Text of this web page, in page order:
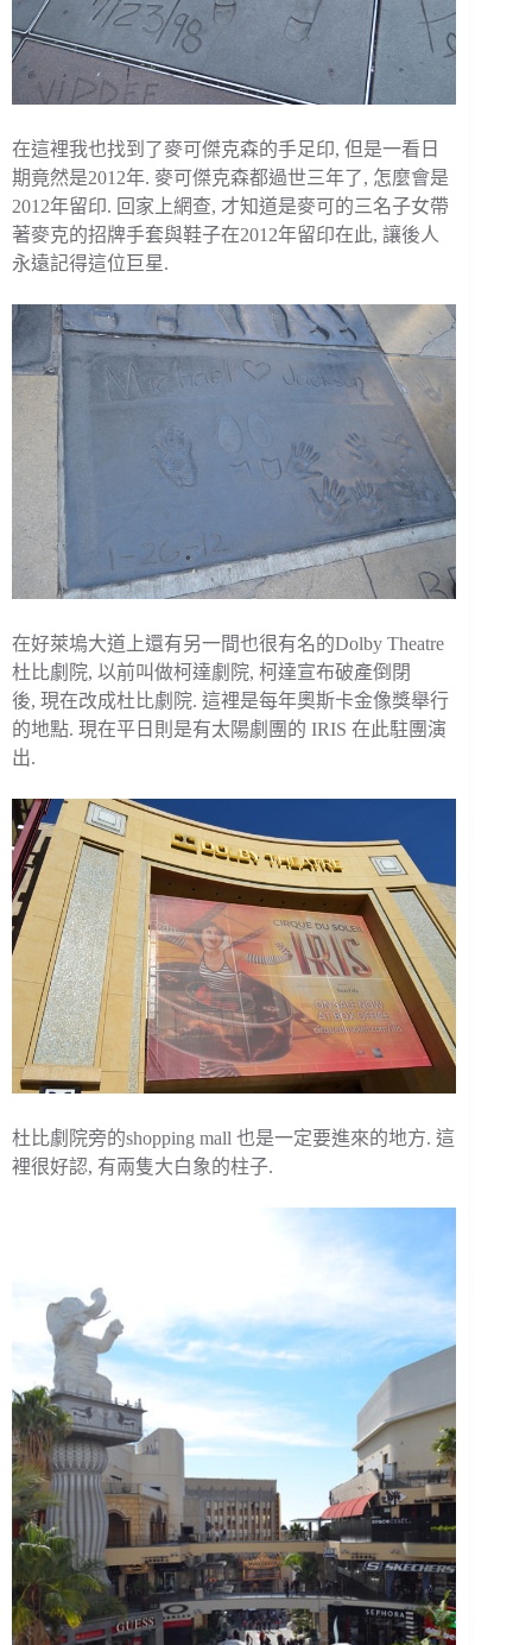
在這裡我也找到了麥可傑克森的手足印, 但是一看日
期竟然是2012年. 麥可傑克森都過世三年了, 怎麼會是
2012年留印. 回家上網查, 才知道是麥可的三名子女帶
著麥克的招牌手套與鞋子在2012年留印在此, 讓後人
永遠記得這位巨星.
在好萊塢大道上還有另一間也很有名的Dolby Theatre
杜比劇院, 以前叫做柯達劇院, 柯達宣布破產倒閉
後, 現在改成杜比劇院. 這裡是每年奧斯卡金像獎舉行
的地點. 現在平日則是有太陽劇團的 IRIS 在此駐團演
出.
杜比劇院旁的shopping mall 也是一定要進來的地方. 這
裡很好認, 有兩隻大白象的柱子.